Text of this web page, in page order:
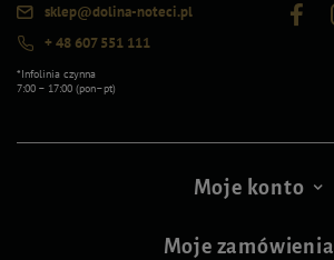
sklep@dolina-noteci.pl
+ 48 607 551 111
*Infolinia czynna
7:00 – 17:00 (pon–pt)
Moje konto
Moje zamówienia